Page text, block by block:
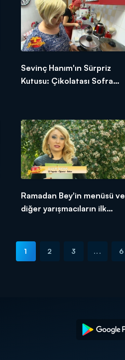
Sevinç Hanım'ın Sürpriz
Kutusu: Çikolatası Sofra
Ramadan Bey'in menüsü ve
diğer yarışmacıların ilk
1 2 3 ... 6